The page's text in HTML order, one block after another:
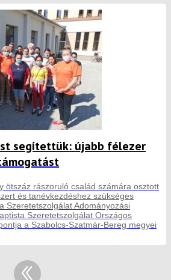
segítettük: újabb félezer
ötszáz rászoruló család számára osztott
és tanévkezdéshez szükséges
Szeretetszolgálat Adományozási
Szeretetszolgálat Országos
a Szabolcs-Szatmár-Bereg megyei